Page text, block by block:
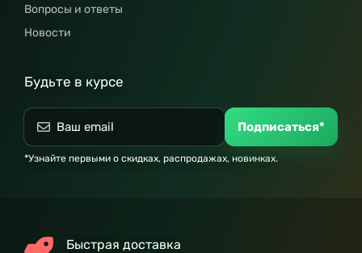
Вопросы и ответы
Новости
Будьте в курсе
Подписаться*
*Узнайте первыми о скидках, распродажах, новинках.
Быстрая доставка